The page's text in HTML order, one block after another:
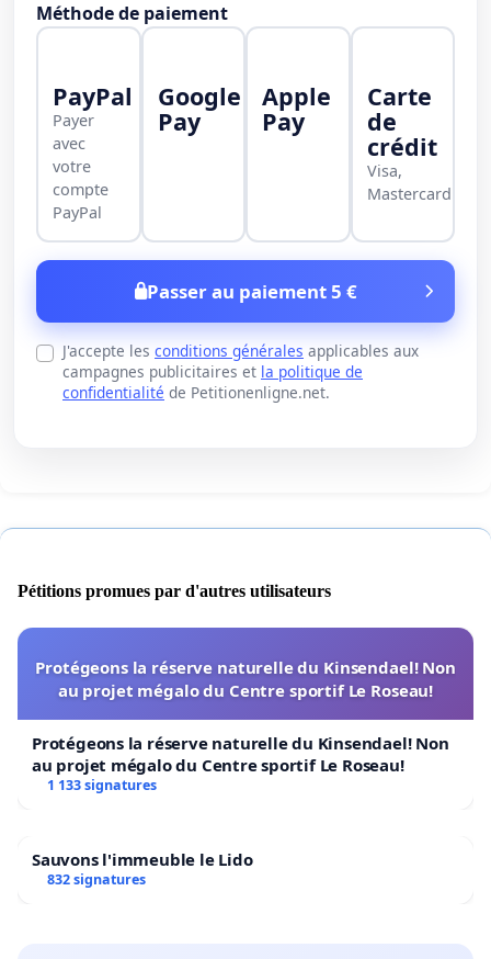
Méthode de paiement
PayPal
Payer
avec
votre
compte
PayPal
Google
Pay
Apple
Pay
Carte
de
crédit
Visa,
Mastercard
Passer au paiement 5 €
J'accepte les conditions générales applicables aux
campagnes publicitaires et la politique de
confidentialité de Petitionenligne.net.
Pétitions promues par d'autres utilisateurs
Protégeons la réserve naturelle du Kinsendael! Non
au projet mégalo du Centre sportif Le Roseau!
Protégeons la réserve naturelle du Kinsendael! Non
au projet mégalo du Centre sportif Le Roseau!
1 133 signatures
Sauvons l'immeuble le Lido
832 signatures